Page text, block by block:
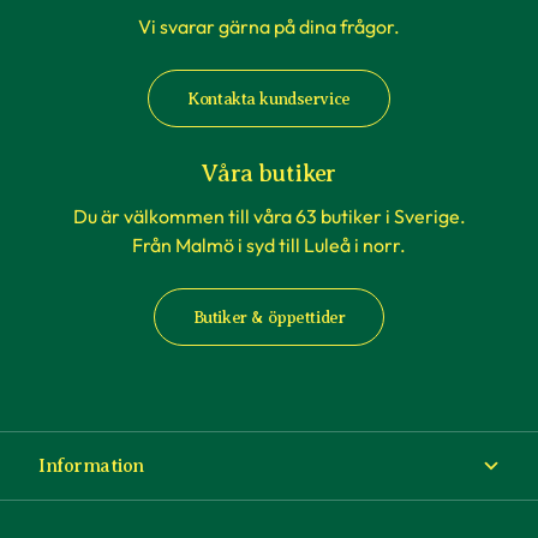
När du köper häckväxter - före
plantering
Att förbereda grävningen är att rekommendera,
men tänk på att inte boka markanläggare,
hyrsläp eller andra tjänster kopplat till själva
planteringen innan du vet säkert att
häckplantorna är på plats hemma. Våra
leveranstider kan komma att ändras när du
exempelvis förbokat häckplantor långt i förväg.
på morgonen. Tänk på att anläggning av en häck
Vi svarar gärna på dina frågor.
Kontakta kundservice
Våra butiker
Du är välkommen till våra 63 butiker i Sverige.
Från Malmö i syd till Luleå i norr.
Butiker & öppettider
Information